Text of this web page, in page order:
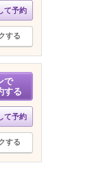
て予約
する
で
する
て予約
する